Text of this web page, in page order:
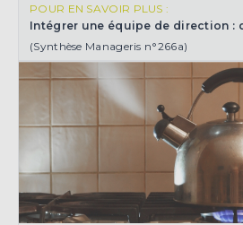
POUR EN SAVOIR PLUS :
Intégrer une équipe de direction :
(Synthèse Manageris n°266a)